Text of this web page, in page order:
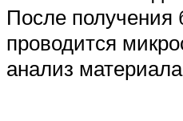
После получения
проводится
анализ